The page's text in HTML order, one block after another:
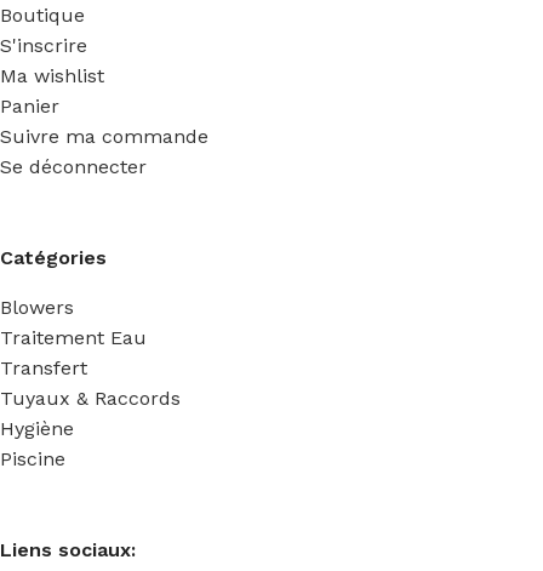
Boutique
S'inscrire
Ma wishlist
Panier
Suivre ma commande
Se déconnecter
Catégories
Blowers
Traitement Eau
Transfert
Tuyaux & Raccords
Hygiène
Piscine
Liens sociaux: